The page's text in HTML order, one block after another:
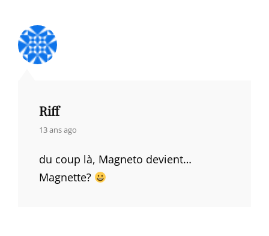
Riff
says:
13 ans ago
du coup là, Magneto devient…
Magnette?